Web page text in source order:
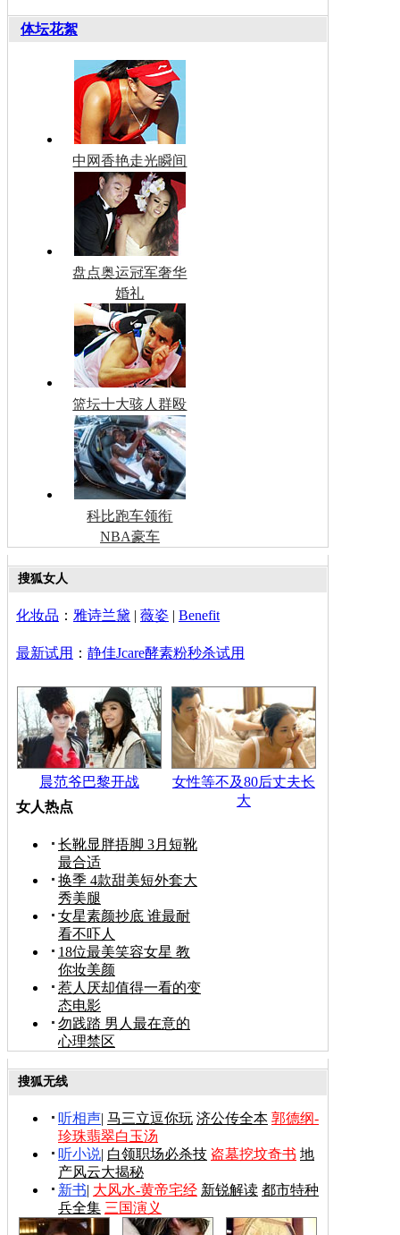
体坛花絮
中网香艳走光瞬间
盘点奥运冠军奢华
婚礼
篮坛十大骇人群殴
科比跑车领衔
NBA豪车
搜狐女人
化妆品 ： 雅诗兰黛 | 薇姿 | Benefit
最新试用 ： 静佳Jcare酵素粉秒杀试用
晨范爷巴黎开战
女性等不及80后丈夫长
大
女人热点
长靴显胖捂脚 3月短靴
最合适
换季 4款甜美短外套大
秀美腿
女星素颜抄底 谁最耐
看不吓人
18位最美笑容女星 教
你妆美颜
惹人厌却值得一看的变
态电影
勿践踏 男人最在意的
心理禁区
搜狐无线
听相声| 马三立逗你玩 济公传全本 郭德纲-
珍珠翡翠白玉汤
听小说| 白领职场必杀技 盗墓挖坟奇书 地
产风云大揭秘
新书| 大风水-黄帝宅经 新锐解读 都市特种
兵全集 三国演义